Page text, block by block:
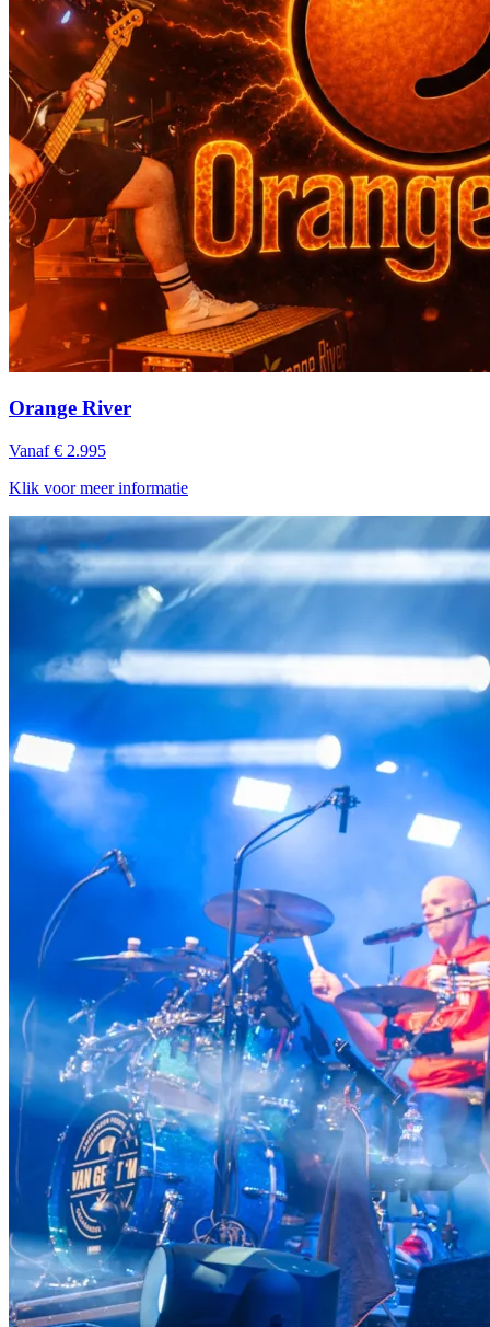
Orange River
Vanaf € 2.995
Klik voor meer informatie